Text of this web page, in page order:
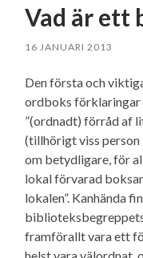
Vad är ett
16 JANUARI 2013
Den första och
ordboks förklaringar
”(ordnadt) förråd af
(tillhörigt viss person
om betydligare, för
lokal förvarad
lokalen”. Kanhända
framförallt vara ett
helst vara välordnat,